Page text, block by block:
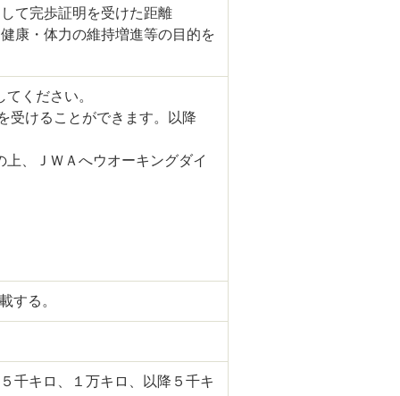
て完歩証明を受けた距離
康・体力の維持増進等の目的を
ください。
受けることができます。以降
、ＪＷＡへウオーキングダイ
する。
千キロ、１万キロ、以降５千キ